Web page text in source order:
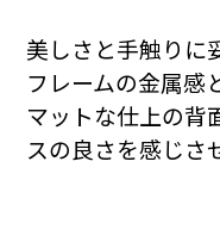
美しさと手触りに
フレームの金属感
マットな仕上の背
スの良さを感じさ